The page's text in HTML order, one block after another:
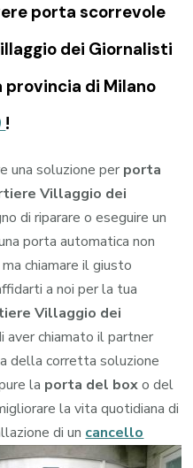
porta scorrevole
dei Giornalisti
di Milano
!
una soluzione per porta
Villaggio dei
di riparare o eseguire un
porta automatica non
chiamare il giusto
a noi per la tua
Villaggio dei
aver chiamato il partner
della corretta soluzione
la porta del boxo del
la vita quotidiana di
di un cancello